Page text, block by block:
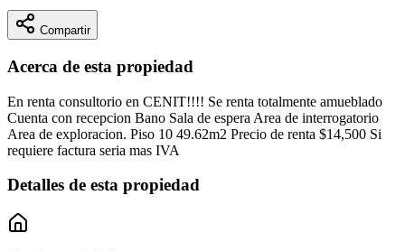
Compartir
Acerca de esta propiedad
En renta consultorio en CENIT!!!! Se renta totalmente amueblado
Cuenta con recepcion Bano Sala de espera Area de interrogatorio
Area de exploracion. Piso 10 49.62m2 Precio de renta $14,500 Si
requiere factura seria mas IVA
Detalles de esta propiedad